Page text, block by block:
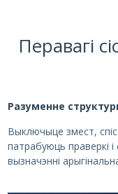
Перавагі
Разуменне
Выключыце змест, спіс
патрабуюць праверкі і
вызначэнні